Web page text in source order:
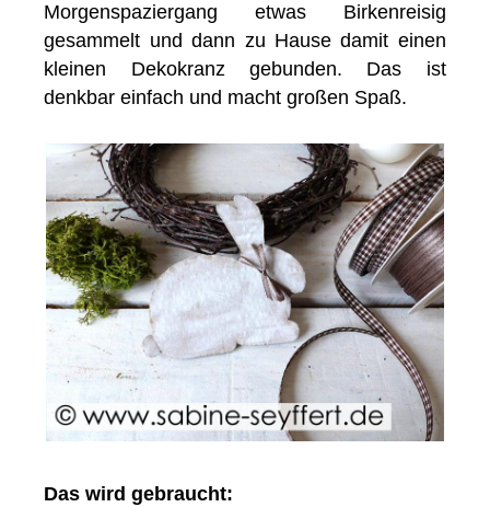
Morgenspaziergang etwas Birkenreisig
gesammelt und dann zu Hause damit einen
kleinen Dekokranz gebunden. Das ist
denkbar einfach und macht großen Spaß.
Das wird gebraucht: